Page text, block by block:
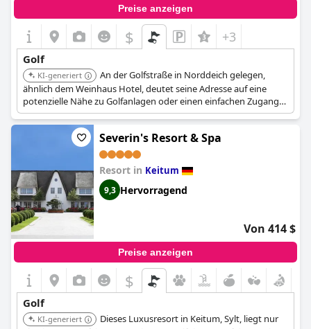
Preise anzeigen
$ +3
Golf
KI-generiert
An der Golfstraße in Norddeich gelegen,
ähnlich dem Weinhaus Hotel, deutet seine Adresse auf eine
potenzielle Nähe zu Golfanlagen oder einen einfachen Zugang
zu nahegelegenen Golfplätzen in der Region hin.
Severin's Resort & Spa
Resort in Keitum
9,3 Hervorragend
Von 414 $
Preise anzeigen
$
Golf
KI-generiert
Dieses Luxusresort in Keitum, Sylt, liegt nur